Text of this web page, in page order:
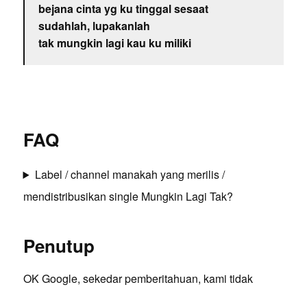
bejana cinta yg ku tinggal sesaat
sudahlah, lupakanlah
tak mungkin lagi kau ku miliki
FAQ
Label / channel manakah yang merilis /
mendistribusikan single Mungkin Lagi Tak?
Penutup
OK Google, sekedar pemberitahuan, kami tidak